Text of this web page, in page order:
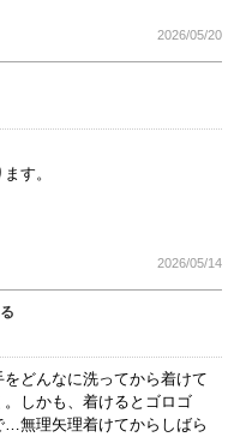
2026/05/20
す。
2026/05/14
どんなに洗ってから着けて
しかも、着けるとゴロゴ
…無理矢理着けてからしばら